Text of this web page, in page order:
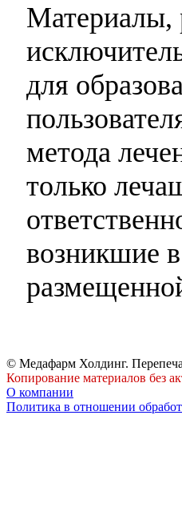
Материалы,
для
метода
только
возникшие
© Медафарм Холдинг.
Копирование материалов без
О компании
Политика в отношении